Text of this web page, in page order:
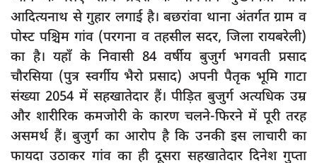
Login
Register
English
आदित्यनाथ से गुहार लगाई है। बछरांवा थाना अंतर्गत ग्राम व
पोस्ट पश्चिम गांव (परगना व तहसील सदर, जिला रायबरेली)
का है। यहाँ के निवासी 84 वर्षीय बुजुर्ग भगवती प्रसाद
चौरसिया (पुत्र स्वर्गीय भैरो प्रसाद) अपनी पैतृक भूमि गाटा
संख्या 2054 में सहखातेदार हैं। पीड़ित बुजुर्ग अत्यधिक उम्र
और शारीरिक कमजोरी के कारण चलने-फिरने में पूरी तरह
असमर्थ हैं। बुजुर्ग का आरोप है कि उनकी इस लाचारी का
फायदा उठाकर गांव का ही दूसरा सहखातेदार दिनेश गुप्ता